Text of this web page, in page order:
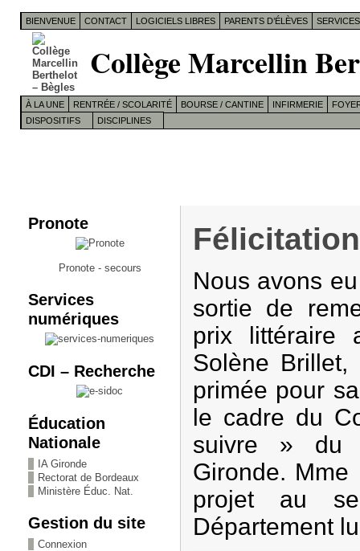
BIENVENUE CONTACT LOGICIELS LIBRES PARENTS D’ÉLÈVES
Collège Marcellin
À LA UNE RENTRÉE / SCOLARITÉ BOURSE / CANTINE INFIRMERIE
DISPOSITIFS
DISCIPLINES
Pronote
Pronote - secours
Services
numériques
CDI – Recherche
Éducation
Nationale
IA Gironde
Rectorat de Bordeaux
Ministère Éduc. Nat.
Gestion du site
Connexion
Nous avons
sortie de
prix littéraire
Solène
primée pour
le cadre du
suivre » du
Gironde. Mme
projet au
Département